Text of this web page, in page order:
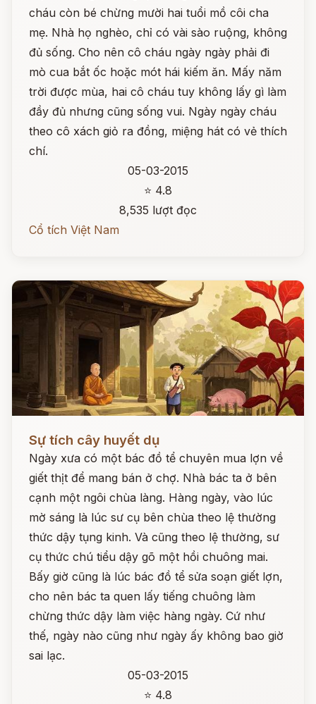
cháu còn bé chừng mười hai tuổi mồ côi cha
mẹ. Nhà họ nghèo, chỉ có vài sào ruộng, không
đủ sống. Cho nên cô cháu ngày ngày phải đi
mò cua bắt ốc hoặc mót hái kiếm ăn. Mấy năm
trời được mùa, hai cô cháu tuy không lấy gì làm
đầy đủ nhưng cũng sống vui. Ngày ngày cháu
theo cô xách giỏ ra đồng, miệng hát có vẻ thích
chí.
05-03-2015
⭐ 4.8
8,535 lượt đọc
Cổ tích Việt Nam
Sự tích cây huyết dụ
Ngày xưa có một bác đồ tể chuyên mua lợn về
giết thịt để mang bán ở chợ. Nhà bác ta ở bên
cạnh một ngôi chùa làng. Hàng ngày, vào lúc
mờ sáng là lúc sư cụ bên chùa theo lệ thường
thức dậy tụng kinh. Và cũng theo lệ thường, sư
cụ thức chú tiểu dậy gõ một hồi chuông mai.
Bấy giờ cũng là lúc bác đồ tể sửa soạn giết lợn,
cho nên bác ta quen lấy tiếng chuông làm
chừng thức dậy làm việc hàng ngày. Cứ như
thế, ngày nào cũng như ngày ấy không bao giờ
sai lạc.
05-03-2015
⭐ 4.8